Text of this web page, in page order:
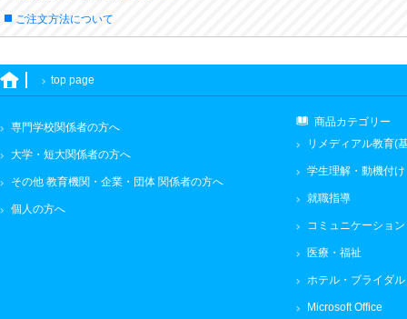
ご注文方法について
top page
専門学校関係者の方へ
大学・短大関係者の方へ
その他 教育機関・企業・団体 関係者の方へ
個人の方へ
商品カテゴリー
リメディアル教育(
学生理解・動機付け
就職指導
コミュニケーション
医療・福祉
ホテル・ブライダル
Microsoft Office